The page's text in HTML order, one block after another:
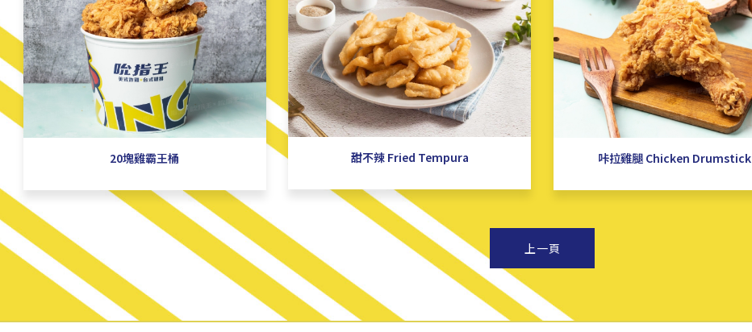
20塊雞霸王桶 甜不辣 Fried Tempura 咔拉雞腿 Chicken Drumstick
上一頁